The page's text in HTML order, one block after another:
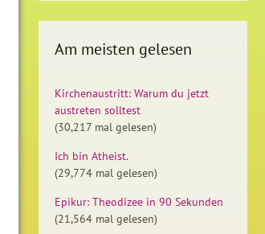
Am meisten gelesen
Kirchenaustritt: Warum du jetzt
austreten solltest
(30,217 mal gelesen)
Ich bin Atheist.
(29,774 mal gelesen)
Epikur: Theodizee in 90 Sekunden
(21,564 mal gelesen)